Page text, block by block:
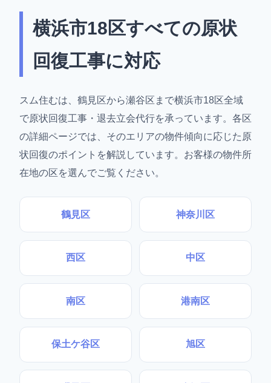
横浜市18区すべての原状
回復工事に対応
スム住むは、鶴見区から瀬谷区まで横浜市18区全域
で原状回復工事・退去立会代行を承っています。各区
の詳細ページでは、そのエリアの物件傾向に応じた原
状回復のポイントを解説しています。お客様の物件所
在地の区を選んでご覧ください。
鶴見区 神奈川区
西区 中区
南区 港南区
保土ケ谷区 旭区